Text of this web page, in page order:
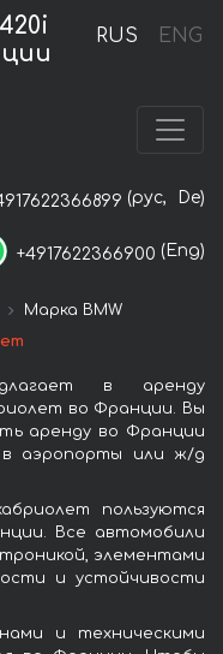
RUS ENG
(рус, De)
+4917622366900 (Eng)
Марка BMW
в аренду
во Франции. Вы
аренду во Франции
аэропорты или ж/д
пользуются
Все автомобили
элементами
и устойчивости
и техническими